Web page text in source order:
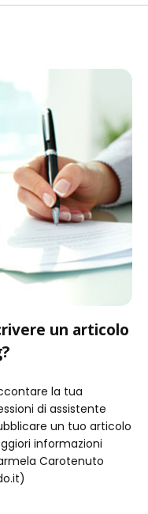
un articolo
la tua
di assistente
un tuo articolo
informazioni
Carotenuto